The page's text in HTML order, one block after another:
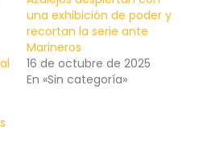
una exhibición de poder y
recortan la serie ante
Marineros
16 de octubre de 2025
En «Sin categoría»